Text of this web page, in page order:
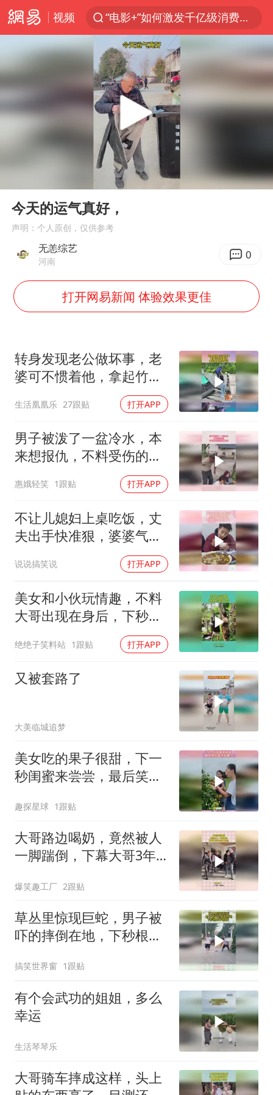
视频
“电影+”如何激发千亿级消费新活力？
胡塞武装袭击也门政府军军营
东航：国内客票提前14天免费退改
台风白海豚中心风力增强
四川宜宾高县4.9级地震致1死
向鹏0-3不敌张本智和
“新疆阿勒泰八月能滑雪”不实
刘国正说向鹏打得很窝囊
山东一元代青花杯离奇失踪
我国外贸延续良好增长态势
两名乘客在飞机上因调节座椅起冲突
女儿为争财产堵门阻挠父亲出殡
夯实基础开新局
Play
00:10
今天的运气真好，
声明：个人原创，仅供参考
无恙综艺
河南 0
打开网易新闻 体验效果更佳
转身发现老公做坏事，老
婆可不惯着他，拿起竹条
生活凰凰乐 27跟贴 打开APP
男子被泼了一盆冷水，本
来想报仇，不料受伤的还
惠娥轻笑 1跟贴 打开APP
不让儿媳妇上桌吃饭，丈
夫出手快准狠，婆婆气的
说说搞笑说 打开APP
美女和小伙玩情趣，不料
大哥出现在身后，下秒美
绝绝子笑料站 1跟贴 打开APP
又被套路了
大美临城追梦
美女吃的果子很甜，下一
秒闺蜜来尝尝，最后笑的
趣探星球 1跟贴
大哥路边喝奶，竟然被人
一脚踹倒，下幕大哥3年
爆笑趣工厂 2跟贴
草丛里惊现巨蛇，男子被
吓的摔倒在地，下秒根本
搞笑世界窗 1跟贴
有个会武功的姐姐，多么
幸运
生活琴琴乐
大哥骑车摔成这样，头上